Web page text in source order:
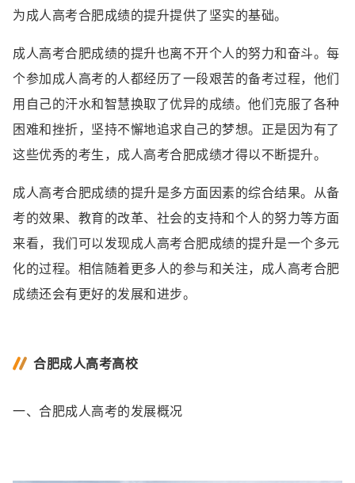
为成人高考合肥成绩的提升提供了坚实的基础。
成人高考合肥成绩的提升也离不开个人的努力和奋斗。每
个参加成人高考的人都经历了一段艰苦的备考过程，他们
用自己的汗水和智慧换取了优异的成绩。他们克服了各种
困难和挫折，坚持不懈地追求自己的梦想。正是因为有了
这些优秀的考生，成人高考合肥成绩才得以不断提升。
成人高考合肥成绩的提升是多方面因素的综合结果。从备
考的效果、教育的改革、社会的支持和个人的努力等方面
来看，我们可以发现成人高考合肥成绩的提升是一个多元
化的过程。相信随着更多人的参与和关注，成人高考合肥
成绩还会有更好的发展和进步。
合肥成人高考高校
一、合肥成人高考的发展概况